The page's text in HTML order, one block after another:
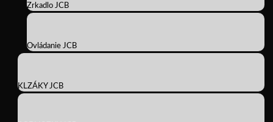
Zrkadlo JCB
Ovládanie JCB
KLZÁKY JCB